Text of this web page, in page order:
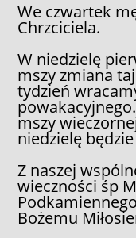
We czwartek
Chrzciciela.
W niedzielę
mszy zmiana
tydzień
mszy
niedzielę
Z naszej
wieczności śp
Bożemu